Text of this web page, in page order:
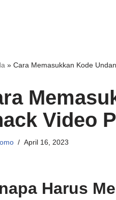
» Cara Memasukkan Kode
Video
April 16, 2023
Harus